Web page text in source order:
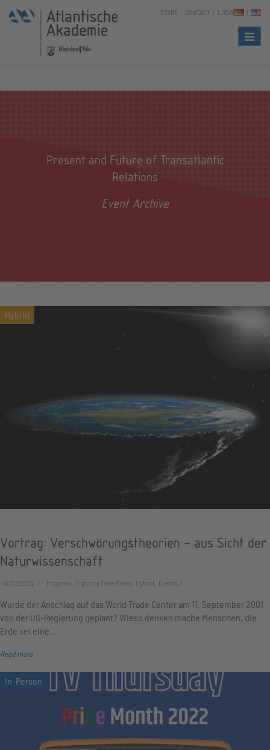
START CONTACT LOGIN
Present and Future of Transatlantic
Relations
Event Archive
Vortrag: Verschwörungstheorien – aus Sicht der
Naturwissenschaft
06/22/2022 Program, Fighting Fake News, Hybrid, Events
Wurde der Anschlag auf das World Trade Center am 11. September 2001
von der US-Regierung geplant? Wieso denken mache Menschen, die
Erde sei eine…
Read more